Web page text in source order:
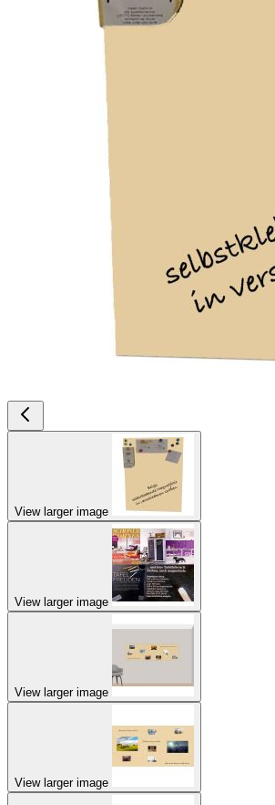
View larger image
View larger image
View larger image
View larger image